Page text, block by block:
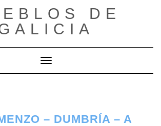
DE
Cambiar modo de navegación
– DUMBRÍA – A